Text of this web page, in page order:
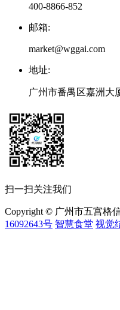
400-8866-852
邮箱:
market@wggai.com
地址:
广州市番禺区嘉洲大
扫一扫关注我们
Copyright © 广州市五宫格
16092643号 智慧食堂 视觉